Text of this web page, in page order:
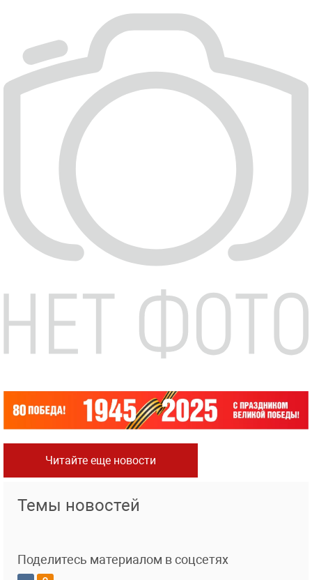
Читайте еще новости
Темы новостей
Поделитесь материалом в соцсетях